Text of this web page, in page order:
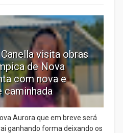
visita obras
de Nova
com nova e
caminhada
Aurora que em breve será
ganhando forma deixando os